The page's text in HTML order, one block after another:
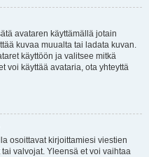
avataren käyttämällä jotain
kuvaa muualta tai ladata kuvan.
käyttöön ja valitsee mitkä
voi käyttää avataria, ota yhteyttä
osoittavat kirjoittamiesi viestien
valvojat. Yleensä et voi vaihtaa